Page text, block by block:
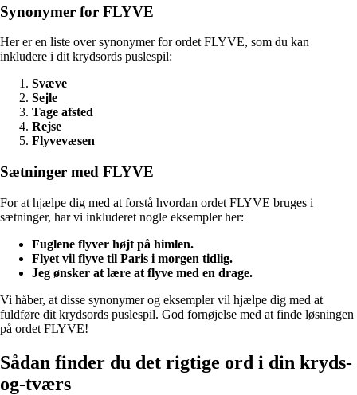
Synonymer for FLYVE
Her er en liste over synonymer for ordet FLYVE, som du kan
inkludere i dit krydsords puslespil:
Svæve
Sejle
Tage afsted
Rejse
Flyvevæsen
Sætninger med FLYVE
For at hjælpe dig med at forstå hvordan ordet FLYVE bruges i
sætninger, har vi inkluderet nogle eksempler her:
Fuglene flyver højt på himlen.
Flyet vil flyve til Paris i morgen tidlig.
Jeg ønsker at lære at flyve med en drage.
Vi håber, at disse synonymer og eksempler vil hjælpe dig med at
fuldføre dit krydsords puslespil. God fornøjelse med at finde løsningen
på ordet FLYVE!
Sådan finder du det rigtige ord i din kryds-
og-tværs